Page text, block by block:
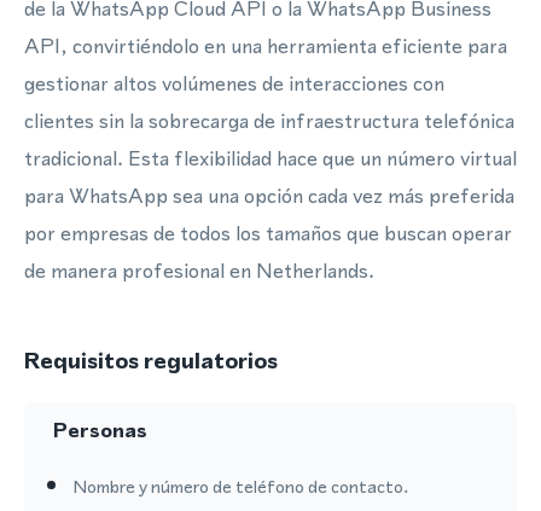
de la WhatsApp Cloud API o la WhatsApp Business
API, convirtiéndolo en una herramienta eficiente para
gestionar altos volúmenes de interacciones con
clientes sin la sobrecarga de infraestructura telefónica
tradicional. Esta flexibilidad hace que un número virtual
para WhatsApp sea una opción cada vez más preferida
por empresas de todos los tamaños que buscan operar
de manera profesional en Netherlands.
Requisitos regulatorios
Personas
Nombre y número de teléfono de contacto.